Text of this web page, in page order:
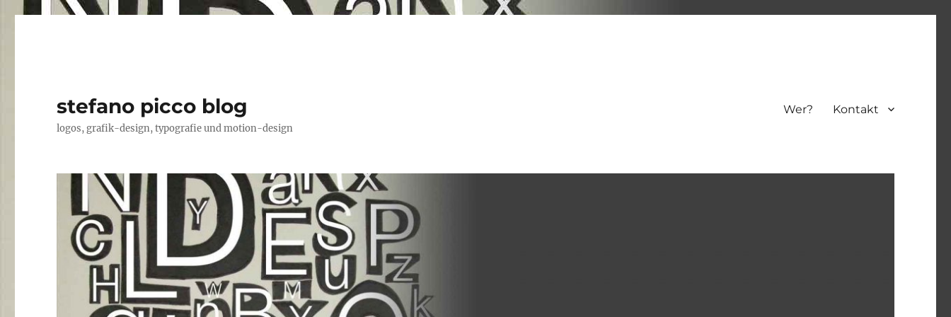
stefano picco blog
logos, grafik-design, typografie und motion-design
Wer? Kontakt